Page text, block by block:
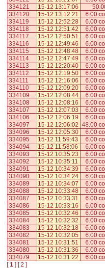
334121
15-12 13:17:06
334120
15-12 13:12:21 6.00
334119
15-12 12:52:28 6.00
334118
15-12 12:51:42 6.00
334117
15-12 12:50:51 6.00
334116
15-12 12:49:46 6.00
334115
15-12 12:48:48 6.00
334114
15-12 12:47:49 6.00
334113
15-12 12:20:40 6.00
334112
15-12 12:19:50 6.00
334111
15-12 12:16:06 6.00
334110
15-12 12:09:20 6.00
334109
15-12 12:08:44 6.00
334108
15-12 12:08:16 6.00
334107
15-12 12:07:03 6.00
334106
15-12 12:06:19 6.00
334097
15-12 12:06:02 48.00
334096
15-12 12:05:30 6.00
334095
15-12 11:59:43 6.00
334094
15-12 11:58:06 6.00
334093
15-12 10:35:23 6.00
334092
15-12 10:35:11 6.00
334091
15-12 10:34:39 6.00
334090
15-12 10:34:24 6.00
334089
15-12 10:34:07 6.00
334088
15-12 10:33:48 6.00
334087
15-12 10:33:31 6.00
334086
15-12 10:33:16 6.00
334085
15-12 10:32:46 6.00
334084
15-12 10:32:32 6.00
334083
15-12 10:32:18 6.00
334082
15-12 10:32:05 6.00
334081
15-12 10:31:51 6.00
334080
15-12 10:31:36 6.00
334079
15-12 10:31:22 6.00
[1 ] [2 ]